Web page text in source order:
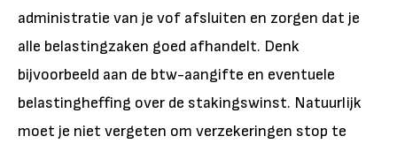
administratie van je vof afsluiten en zorgen dat je
alle belastingzaken goed afhandelt. Denk
bijvoorbeeld aan de btw-aangifte en eventuele
belastingheffing over de stakingswinst. Natuurlijk
moet je niet vergeten om verzekeringen stop te